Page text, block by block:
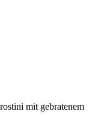
mit gebratenem